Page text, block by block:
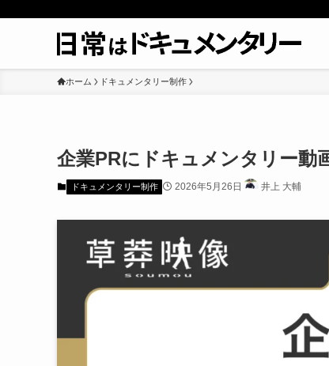
ホーム ドキュメンタリー制作
企業PRにドキュメンタリー動
ドキュメンタリー制作 2026年5月26日 井上 大輔